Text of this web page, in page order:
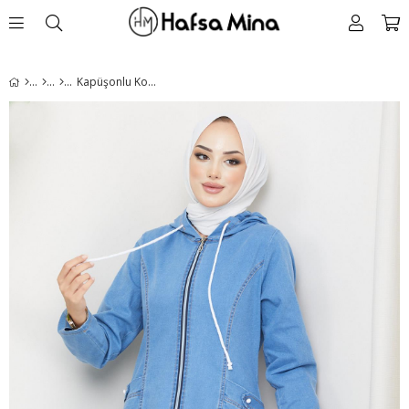
Kapüşonlu Kot Kap Açık Mavi HM2216